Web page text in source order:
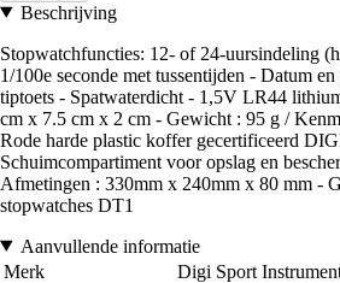
Beschrijving
Stopwatchfuncties: 12- of 24-uursindeling
1/100e seconde met tussentijden - Datum
tiptoets - Spatwaterdicht - 1,5V LR44
cm x 7.5 cm x 2 cm - Gewicht : 95 g /
Rode harde plastic koffer gecertificeerd
Schuimcompartiment voor opslag en
Afmetingen : 330mm x 240mm x 80 mm -
stopwatches DT1
Aanvullende informatie
Merk
Digi Sport